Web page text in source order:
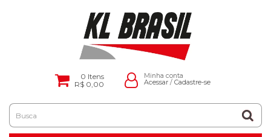
0 Itens
R$ 0,00
Minha conta
Acessar/ Cadastre-se